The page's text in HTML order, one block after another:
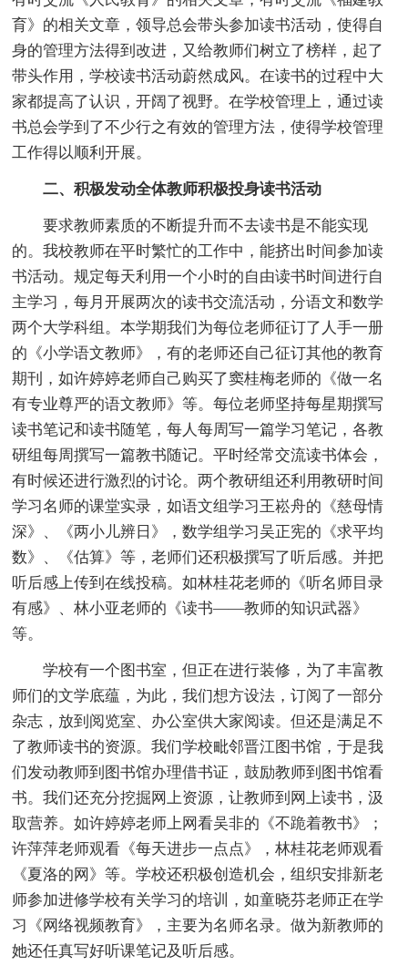
育》的相关文章，领导总会带头参加读书活动，使得自
身的管理方法得到改进，又给教师们树立了榜样，起了
带头作用，学校读书活动蔚然成风。在读书的过程中大
家都提高了认识，开阔了视野。在学校管理上，通过读
书总会学到了不少行之有效的管理方法，使得学校管理
工作得以顺利开展。
二、积极发动全体教师积极投身读书活动
要求教师素质的不断提升而不去读书是不能实现
的。我校教师在平时繁忙的工作中，能挤出时间参加读
书活动。规定每天利用一个小时的自由读书时间进行自
主学习，每月开展两次的读书交流活动，分语文和数学
两个大学科组。本学期我们为每位老师征订了人手一册
的《小学语文教师》，有的老师还自己征订其他的教育
期刊，如许婷婷老师自己购买了窦桂梅老师的《做一名
有专业尊严的语文教师》等。每位老师坚持每星期撰写
读书笔记和读书随笔，每人每周写一篇学习笔记，各教
研组每周撰写一篇教书随记。平时经常交流读书体会，
有时候还进行激烈的讨论。两个教研组还利用教研时间
学习名师的课堂实录，如语文组学习王崧舟的《慈母情
深》、《两小儿辨日》，数学组学习吴正宪的《求平均
数》、《估算》等，老师们还积极撰写了听后感。并把
听后感上传到在线投稿。如林桂花老师的《听名师目录
有感》、林小亚老师的《读书——教师的知识武器》
等。
学校有一个图书室，但正在进行装修，为了丰富教
师们的文学底蕴，为此，我们想方设法，订阅了一部分
杂志，放到阅览室、办公室供大家阅读。但还是满足不
了教师读书的资源。我们学校毗邻晋江图书馆，于是我
们发动教师到图书馆办理借书证，鼓励教师到图书馆看
书。我们还充分挖掘网上资源，让教师到网上读书，汲
取营养。如许婷婷老师上网看吴非的《不跪着教书》；
许萍萍老师观看《每天进步一点点》，林桂花老师观看
《夏洛的网》等。学校还积极创造机会，组织安排新老
师参加进修学校有关学习的培训，如童晓芬老师正在学
习《网络视频教育》，主要为名师名录。做为新教师的
她还任真写好听课笔记及听后感。